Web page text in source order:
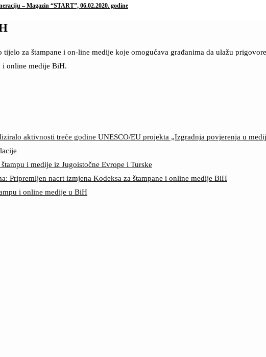
– Magazin “START”, 06.02.2020. godine
za štampane i on-line medije koje omogućava građanima da ulažu
i online medije BiH.
aktivnosti treće godine UNESCO/EU projekta „Izgradnja povjerenja u
i medije iz Jugoistočne Evrope i Turske
Pripremljen nacrt izmjena Kodeksa za štampane i online medije BiH
i online medije u BiH